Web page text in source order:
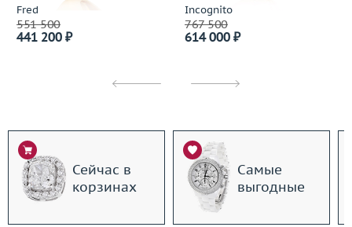
Fred
551 500
441 200 ₽
Incognito
767 500
614 000 ₽
Сейчас в
корзинах
Самые
выгодные